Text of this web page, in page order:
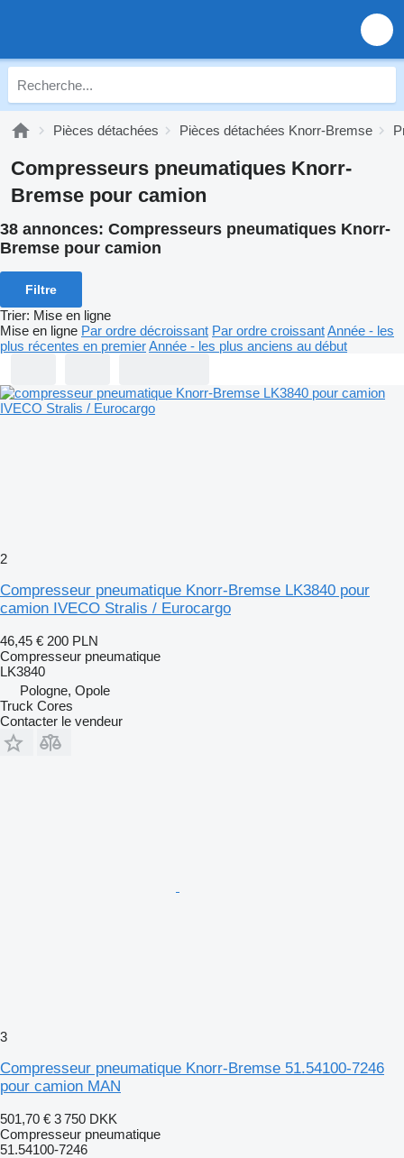
Pièces détachées Pièces détachées Knorr-Bremse
Compresseurs pneumatiques Knorr-
Bremse pour camion
38 annonces: Compresseurs pneumatiques Knorr-
Bremse pour camion
Filtre
Trier: Mise en ligne
Mise en ligne Par ordre décroissant Par ordre croissantAnnée - les
plus récentes en premierAnnée - les plus anciens au début
2
Compresseur pneumatique Knorr-Bremse LK3840 pour
camion IVECO Stralis / Eurocargo
46,45 € 200 PLN
Compresseur pneumatique
LK3840
Pologne, Opole
Truck Cores
Contacter le vendeur
3
Compresseur pneumatique Knorr-Bremse 51.54100-7246
pour camion MAN
501,70 € 3 750 DKK
Compresseur pneumatique
51.54100-7246